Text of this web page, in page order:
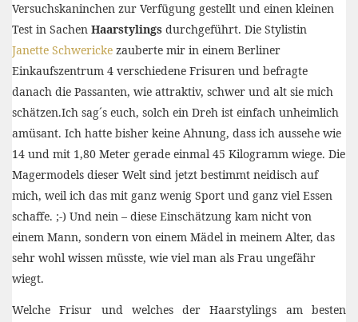
Versuchskaninchen zur Verfügung gestellt und einen kleinen
Test in Sachen Haarstylings durchgeführt. Die Stylistin
Janette Schwericke zauberte mir in einem Berliner
Einkaufszentrum 4 verschiedene Frisuren und befragte
danach die Passanten, wie attraktiv, schwer und alt sie mich
schätzen.Ich sag´s euch, solch ein Dreh ist einfach unheimlich
amüsant. Ich hatte bisher keine Ahnung, dass ich aussehe wie
14 und mit 1,80 Meter gerade einmal 45 Kilogramm wiege. Die
Magermodels dieser Welt sind jetzt bestimmt neidisch auf
mich, weil ich das mit ganz wenig Sport und ganz viel Essen
schaffe. ;-) Und nein – diese Einschätzung kam nicht von
einem Mann, sondern von einem Mädel in meinem Alter, das
sehr wohl wissen müsste, wie viel man als Frau ungefähr
wiegt.
Welche Frisur und welches der Haarstylings am besten